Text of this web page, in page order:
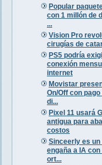
Popular
con 1 millón de
...
Vision Pro
cirugías de
PS5 podría
conexión
internet
Movistar
On/Off con
di...
Pixel 11 usará
antigua para
costos
Sinceerly es un
engaña a IA
ort...